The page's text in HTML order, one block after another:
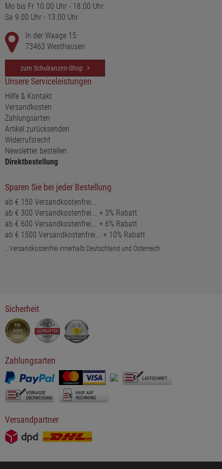
Mo bis Fr 10.00 Uhr - 18.00 Uhr
Sa 9.00 Uhr - 13.00 Uhr
In der Waage 15
73463 Westhausen
zum Schulranzen-Shop
Unsere Serviceleistungen
Hilfe & Kontakt
Versandkosten
Zahlungsarten
Artikel zurücksenden
Widerrufsrecht
Newsletter bestellen
Direktbestellung
Sparen Sie bei jeder Bestellung
ab € 150 Versandkostenfrei...
ab € 300 Versandkostenfrei... + 3% Rabatt
ab € 600 Versandkostenfrei... + 6% Rabatt
ab € 1500 Versandkostenfrei... + 10% Rabatt
...Versandkostenfrei innerhalb Deutschland und Österreich
Sicherheit
Zahlungsarten
Versandpartner